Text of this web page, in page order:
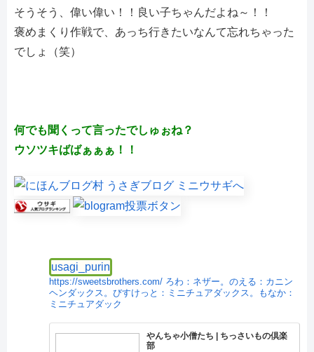
そうそう、偉い偉い！！良い子ちゃんだよね～！！
褒めまくり作戦で、あっち行きたいなんて忘れちゃった
でしょ（笑）
何でも聞くって言ったでしゅぉね？
ウソツキばばぁぁぁ！！
usagi_purin
https://sweetsbrothers.com/ ろわ：ネザー。のえる：カニン
ヘンダックス。びすけっと：ミニチュアダックス。もなか：
ミニチュアダック
やんちゃ小僧たち | ちっさいもの倶楽
部